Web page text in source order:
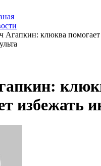
Агапкин: клюква помогает
избежать